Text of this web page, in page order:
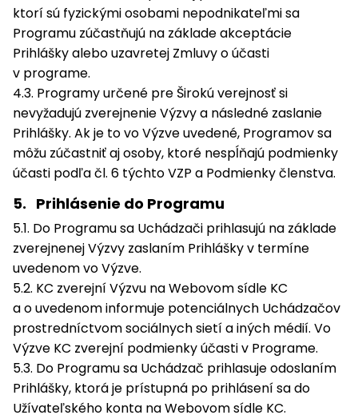
ktorí sú fyzickými osobami nepodnikateľmi sa
Programu zúčastňujú na základe akceptácie
Prihlášky alebo uzavretej Zmluvy o účasti
v programe.
4.3. Programy určené pre Širokú verejnosť si
nevyžadujú zverejnenie Výzvy a následné zaslanie
Prihlášky. Ak je to vo Výzve uvedené, Programov sa
môžu zúčastniť aj osoby, ktoré nespĺňajú podmienky
účasti podľa čl. 6 týchto VZP a Podmienky členstva.
5. Prihlásenie do Programu
5.1. Do Programu sa Uchádzači prihlasujú na základe
zverejnenej Výzvy zaslaním Prihlášky v termíne
uvedenom vo Výzve.
5.2. KC zverejní Výzvu na Webovom sídle KC
a o uvedenom informuje potenciálnych Uchádzačov
prostredníctvom sociálnych sietí a iných médií. Vo
Výzve KC zverejní podmienky účasti v Programe.
5.3. Do Programu sa Uchádzač prihlasuje odoslaním
Prihlášky, ktorá je prístupná po prihlásení sa do
Užívateľského konta na Webovom sídle KC.